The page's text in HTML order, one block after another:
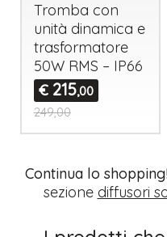
Tromba con
unità dinamica e
trasformatore
50W RMS – IP66
€ 215,00
249,00
Continua lo
sezione diffusori